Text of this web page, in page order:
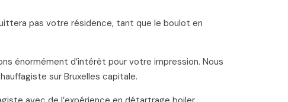
pas votre résidence, tant que le boulot en
énormément d’intérêt pour votre impression. Nous
sur Bruxelles capitale.